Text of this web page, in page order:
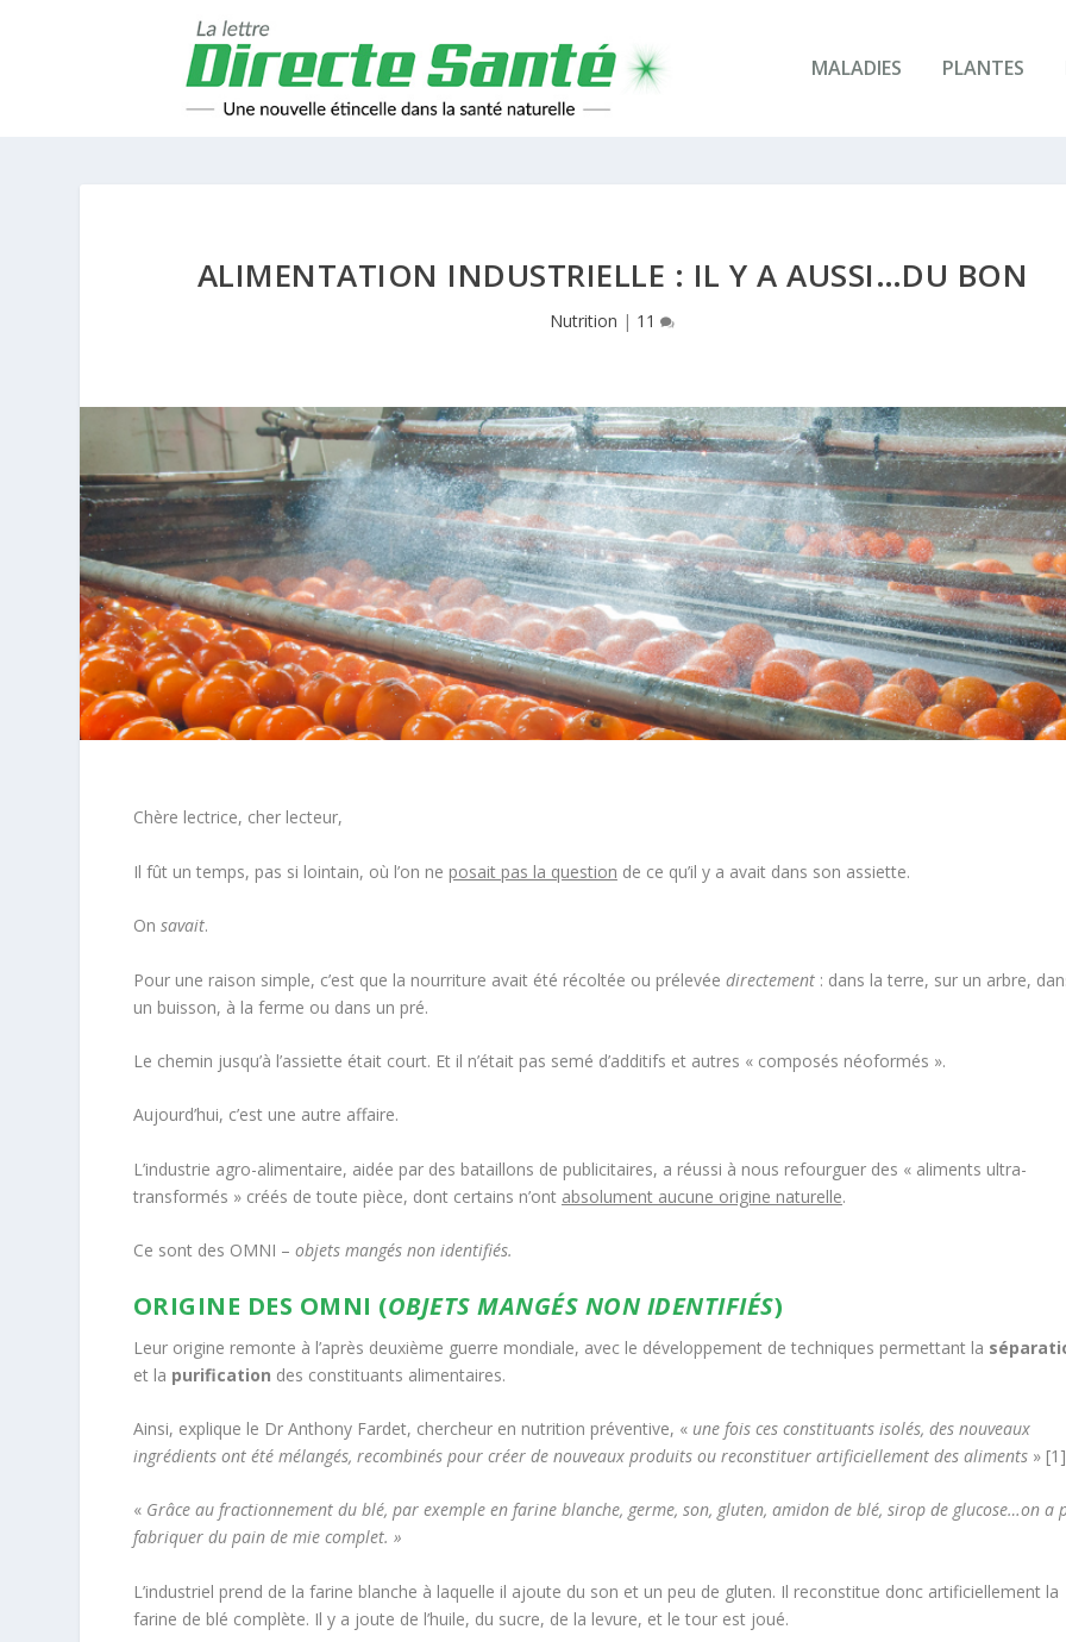
MALADIES PLANTES
ALIMENTATION INDUSTRIELLE : IL Y A AUSSI…DU BON
Nutrition | 11
Chère lectrice, cher lecteur,
Il fût un temps, pas si lointain, où l’on ne posait pas la question de ce qu’il y a avait dans son assiette.
On savait.
Pour une raison simple, c’est que la nourriture avait été récoltée ou prélevée directement: dans la terre, sur un arbre,
un buisson, à la ferme ou dans un pré.
Le chemin jusqu’à l’assiette était court. Et il n’était pas semé d’additifs et autres « composés néoformés ».
Aujourd’hui, c’est une autre affaire.
L’industrie agro-alimentaire, aidée par des bataillons de publicitaires, a réussi à nous refourguer des « aliments ultra-
transformés » créés de toute pièce, dont certains n’ont absolument aucune origine naturelle.
Ce sont des OMNI – objets mangés non identifiés.
ORIGINE DES OMNI (OBJETS MANGÉS NON IDENTIFIÉS)
Leur origine remonte à l’après deuxième guerre mondiale, avec le développement de techniques permettant la
et la purification des constituants alimentaires.
Ainsi, explique le Dr Anthony Fardet, chercheur en nutrition préventive, « une fois ces constituants isolés, des nouveaux
ingrédients ont été mélangés, recombinés pour créer de nouveaux produits ou reconstituer artificiellement des aliments » [1]
« Grâce au fractionnement du blé, par exemple en farine blanche, germe, son, gluten, amidon de blé, sirop de glucose…on a
fabriquer du pain de mie complet. »
L’industriel prend de la farine blanche à laquelle il ajoute du son et un peu de gluten. Il reconstitue donc artificiellement la
farine de blé complète. Il y a joute de l’huile, du sucre, de la levure, et le tour est joué.